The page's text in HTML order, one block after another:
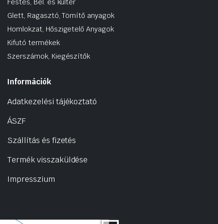
Festés, Bel. és kültér
Glett, Ragasztó, Tömítő anyagok
Homlokzat, Hőszigetelő Anyagok
Kifutó termékek
Szerszámok, Kiegészítők
Információk
Adatkezelési tájékoztató
ÁSZF
Szállítás és fizetés
Termék visszaküldése
Impresszium